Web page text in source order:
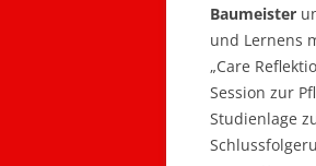
Baumeister
und Lernens
„Care
Session zur
Studienlage